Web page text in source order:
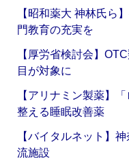
【昭和薬大 神林氏ら
門教育の充実を
【厚労省検討会】
目が対象に
【アリナミン製薬】
整える睡眠改善薬
【バイタルネット】
流施設